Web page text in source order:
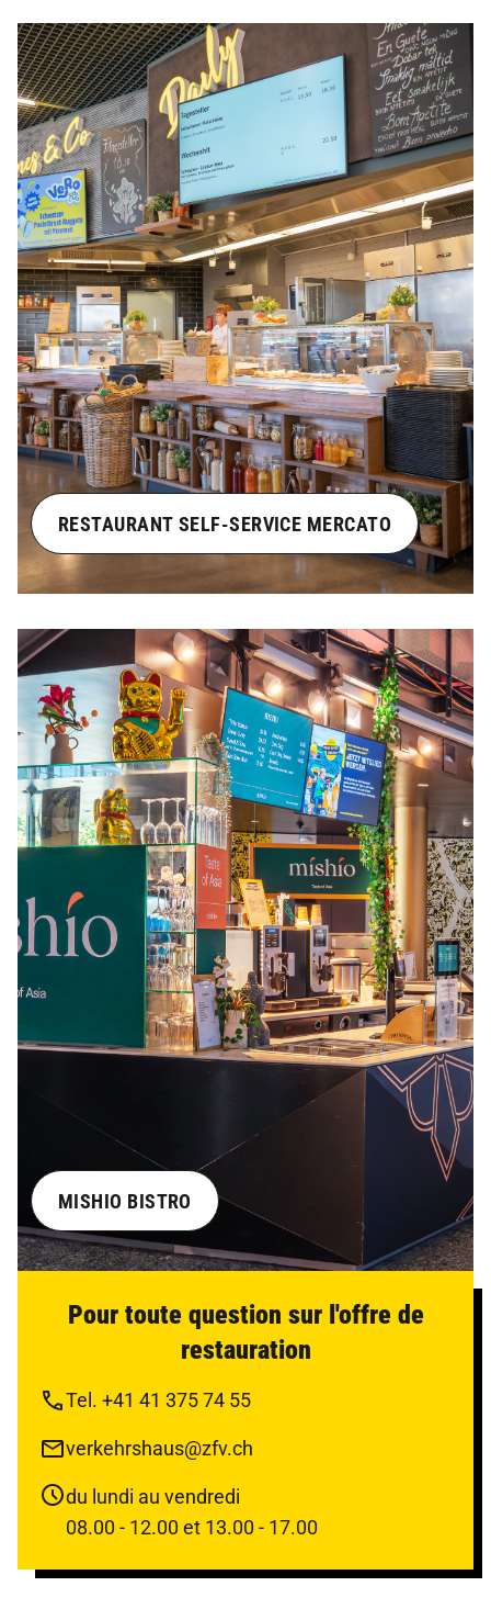
RESTAURANT SELF-SERVICE MERCATO
MISHIO BISTRO
Pour toute question sur l'offre de
restauration
Tel. +41 41 375 74 55
verkehrshaus@zfv.ch
du lundi au vendredi
08.00 - 12.00 et 13.00 - 17.00